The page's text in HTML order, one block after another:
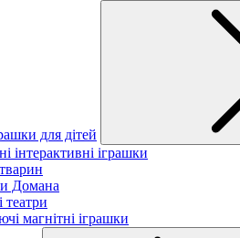
для дітей
інтерактивні іграшки
Домана
театри
магнітні іграшки